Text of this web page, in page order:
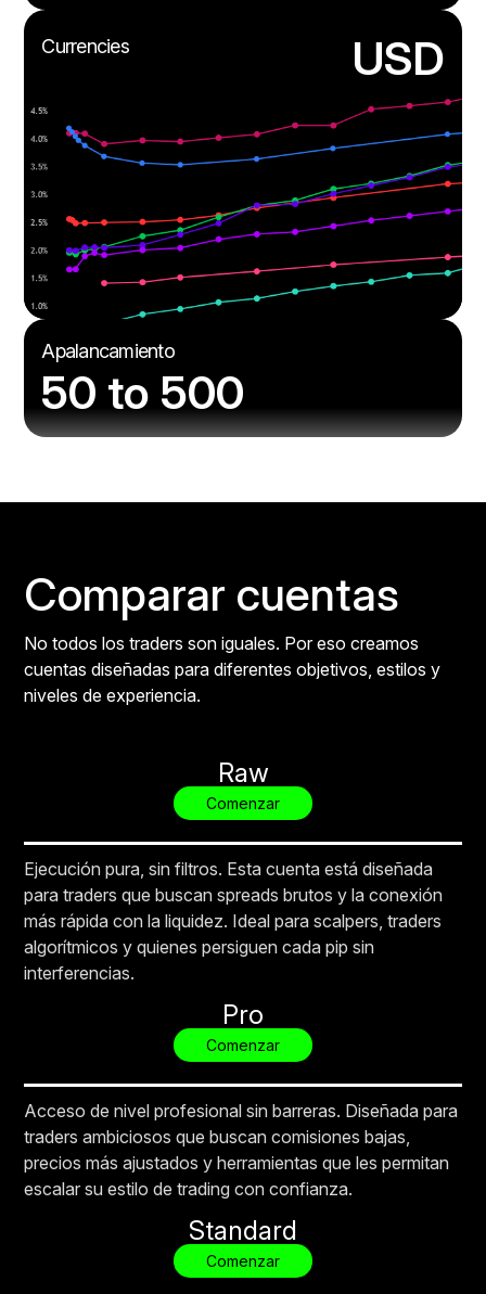
Currencies USD
Apalancamiento
50 to 500
Comparar cuentas
No todos los traders son iguales. Por eso creamos
cuentas diseñadas para diferentes objetivos, estilos y
niveles de experiencia.
Raw
Comenzar
Ejecución pura, sin filtros. Esta cuenta está diseñada
para traders que buscan spreads brutos y la conexión
más rápida con la liquidez. Ideal para scalpers, traders
algorítmicos y quienes persiguen cada pip sin
interferencias.
Pro
Comenzar
Acceso de nivel profesional sin barreras. Diseñada para
traders ambiciosos que buscan comisiones bajas,
precios más ajustados y herramientas que les permitan
escalar su estilo de trading con confianza.
Standard
Comenzar